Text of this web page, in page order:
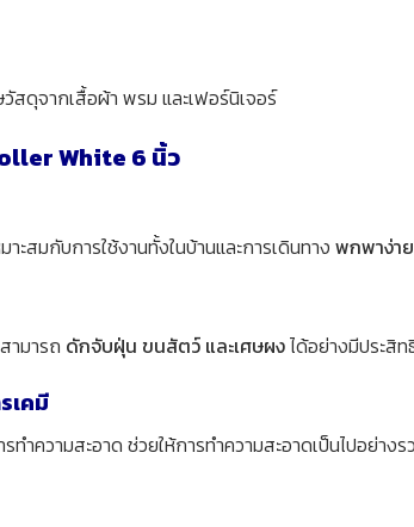
สดุจากเสื้อผ้า พรม และเฟอร์นิเจอร์
White 6 นิ้ว
ะสมกับการใช้งานทั้งในบ้านและการเดินทาง พกพาง่าย
ามารถ ดักจับฝุ่น ขนสัตว์ และเศษผงได้อย่างมีประสิ
เคมี
รทำความสะอาด ช่วยให้การทำความสะอาดเป็นไปอย่าง